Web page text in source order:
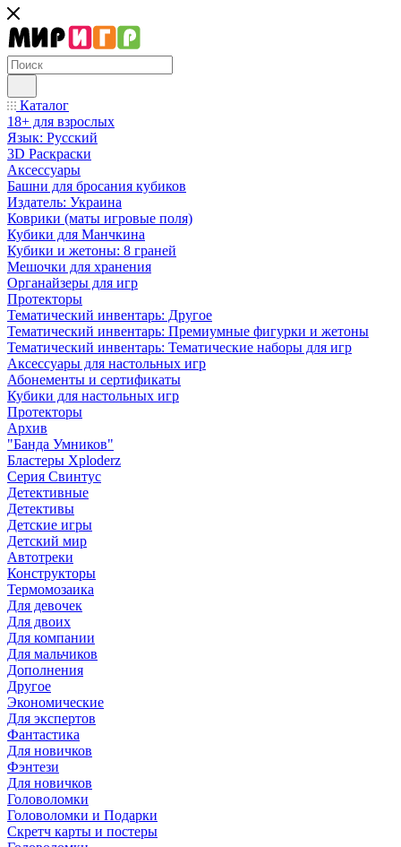
Каталог
18+ для взрослых
Язык: Русский
3D Раскраски
Аксессуары
Башни для бросания кубиков
Издатель: Украина
Коврики (маты игровые поля)
Кубики для Манчкина
Кубики и жетоны: 8 граней
Мешочки для хранения
Органайзеры для игр
Протекторы
Тематический инвентарь: Другое
Тематический инвентарь: Премиумные фигурки и жетоны
Тематический инвентарь: Тематические наборы для игр
Аксессуары для настольных игр
Абонементы и сертификаты
Кубики для настольных игр
Протекторы
Архив
"Банда Умников"
Бластеры Xploderz
Cерия Свинтус
Детективные
Детективы
Детские игры
Детский мир
Автотреки
Конструкторы
Термомозаика
Для девочек
Для двоих
Для компании
Для мальчиков
Дополнения
Другое
Экономические
Для экспертов
Фантастика
Для новичков
Фэнтези
Для новичков
Головоломки
Головоломки и Подарки
Cкретч карты и постеры